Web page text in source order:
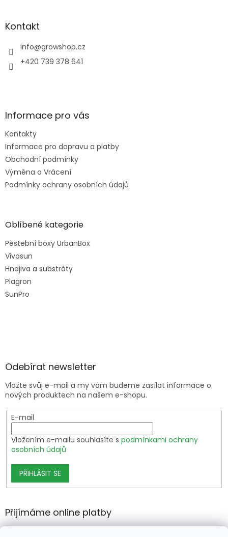
aKontakt
info@growshop.cz
+420 739 378 641
Informace pro vás
Kontakty
Informace pro dopravu a platby
Obchodní podmínky
Výměna a Vrácení
Podmínky ochrany osobních údajů
Oblíbené kategorie
Pěstební boxy UrbanBox
Vivosun
Hnojiva a substráty
Plagron
SunPro
Odebírat newsletter
Vložte svůj e-mail a my vám budeme zasílat informace o
nových produktech na našem e-shopu.
E-mail
Vložením e-mailu souhlasíte s podmínkami ochrany
osobních údajů
PŘIHLÁSIT SE
Přijímáme online platby